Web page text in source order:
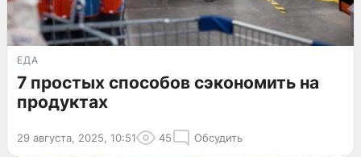
ЕДА
7 простых способов сэкономить на
продуктах
29 августа, 2025, 10:51 45 Обсудить